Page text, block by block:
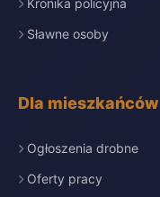
Kronika policyjna
Sławne osoby
Dla mieszkańców
Ogłoszenia drobne
Oferty pracy